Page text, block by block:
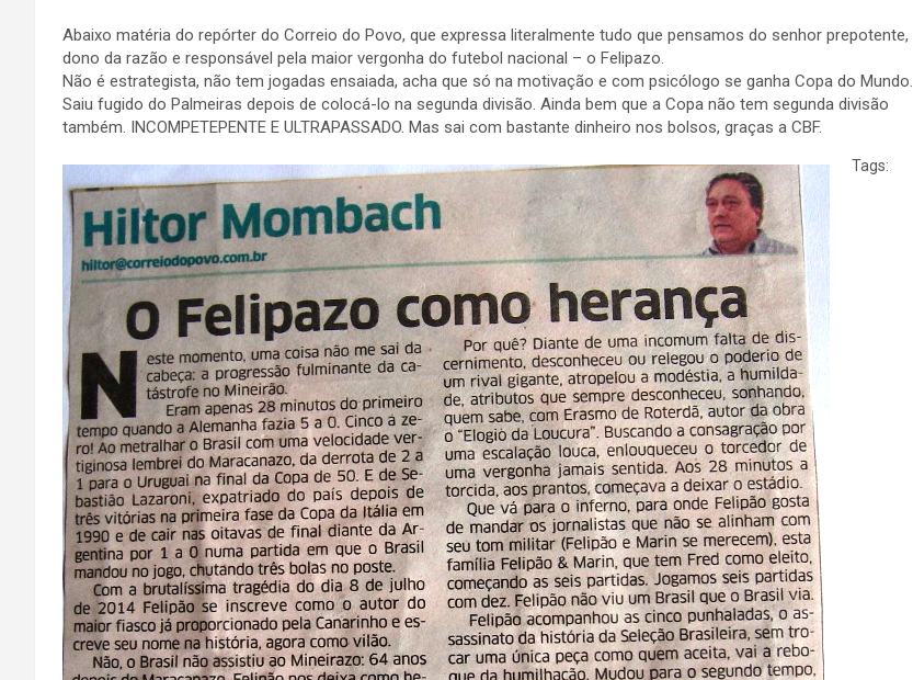
Abaixo matéria do repórter do Correio do Povo, que expressa literalmente tudo que pensamos do senhor prepotente,
dono da razão e responsável pela maior vergonha do futebol nacional – o Felipazo.
Não é estrategista, não tem jogadas ensaiada, acha que só na motivação e com psicólogo se ganha Copa do Mundo.
Saiu fugido do Palmeiras depois de colocá-lo na segunda divisão. Ainda bem que a Copa não tem segunda divisão
também. INCOMPETEPENTE E ULTRAPASSADO. Mas sai com bastante dinheiro nos bolsos, graças a CBF.
Tags: